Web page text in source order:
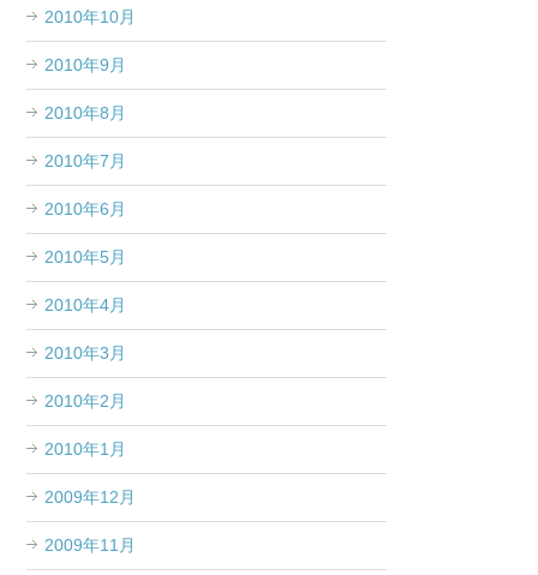
2010年10月
2010年9月
2010年8月
2010年7月
2010年6月
2010年5月
2010年4月
2010年3月
2010年2月
2010年1月
2009年12月
2009年11月